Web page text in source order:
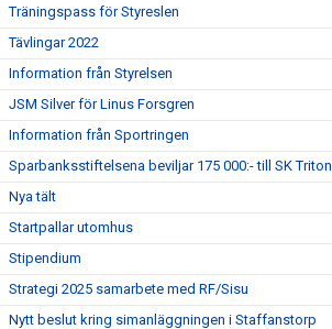
Träningspass för Styreslen
Tävlingar 2022
Information från Styrelsen
JSM Silver för Linus Forsgren
Information från Sportringen
Sparbanksstiftelsena beviljar 175 000:- till SK Triton
Nya tält
Startpallar utomhus
Stipendium
Strategi 2025 samarbete med RF/Sisu
Nytt beslut kring simanläggningen i Staffanstorp